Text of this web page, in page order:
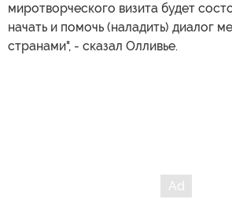
миротворческого визита будет
начать и помочь (наладить) диалог
странами", - сказал Олливье.